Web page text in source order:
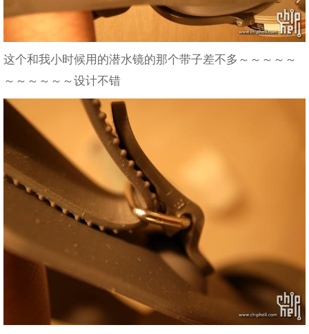
这个和我小时候用的潜水镜的那个带子差不多～～～～～
～～～～～～设计不错